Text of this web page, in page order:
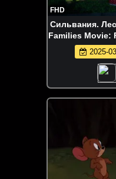
FHD
Сильвания.
Families Movie:
2025-